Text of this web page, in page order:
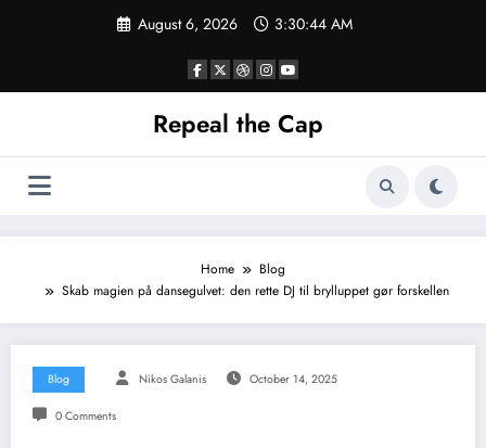
August 6, 2026 3:30:45 AM
Repeal the Cap
Home
Blog
Skab magien på dansegulvet: den rette DJ til brylluppet gør forskellen
Blog Nikos Galanis October 14, 2025
0 Comments